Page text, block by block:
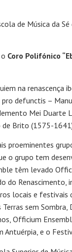
de Música da
Coro Polifónico
na renascença
defunctis –
Mei
de Brito (1575-
grupo tem
têm levado
Renascimento,
locais e festivais
sem
Officium
e o